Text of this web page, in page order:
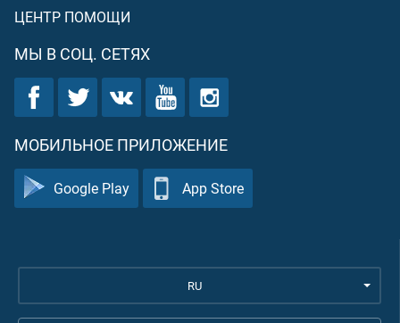
ЦЕНТР ПОМОЩИ
МЫ В СОЦ. СЕТЯХ
МОБИЛЬНОЕ ПРИЛОЖЕНИЕ
Google Play App Store
RU